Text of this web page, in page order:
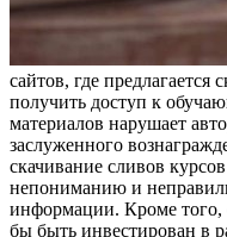
сайтов, где
получить доступ к
материалов нарушает
заслуженного
скачивание сливов
непониманию и
информации. Кроме того,
бы быть инвестирован в